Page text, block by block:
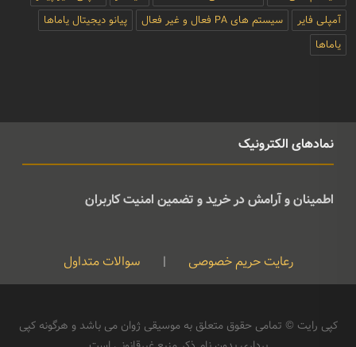
پیانو های دیجیتال
روش کار پیانو دیجیتال
پیانو آکوستیک
پیانو دیجیتال
سیستم های PA
قسمت های مختلف PA
آمپلی فایر
سیستم های PA فعال و غیر فعال
پیانو دیجیتال یاماها
نمادهای الکترونیک
اطمینان و آرامش در خرید و تضمین امنیت کاربران